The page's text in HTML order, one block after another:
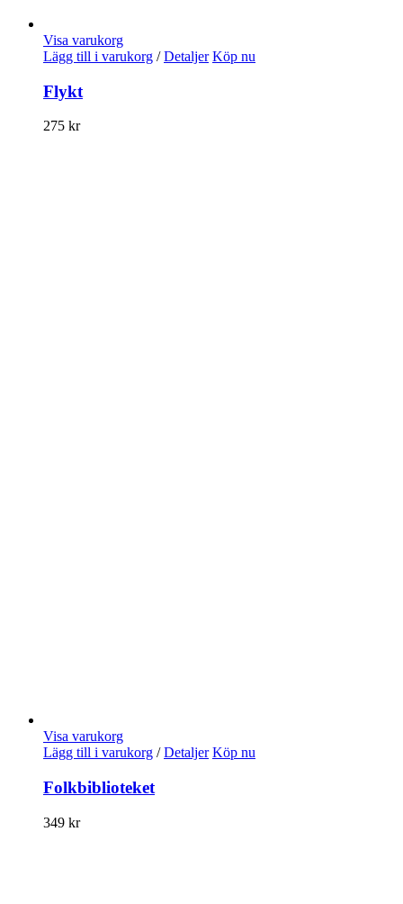
Visa varukorg
Lägg till i varukorg / Detaljer Köp nu
Flykt
275 kr
Visa varukorg
Lägg till i varukorg / Detaljer Köp nu
Folkbiblioteket
349 kr